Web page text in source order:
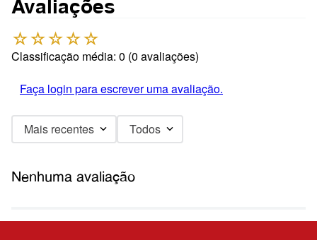
Avaliações
☆☆☆☆☆
Classificação média: 0 (0 avaliações)
Faça login para escrever uma avaliação.
Mais recentes Todos
Nenhuma avaliação